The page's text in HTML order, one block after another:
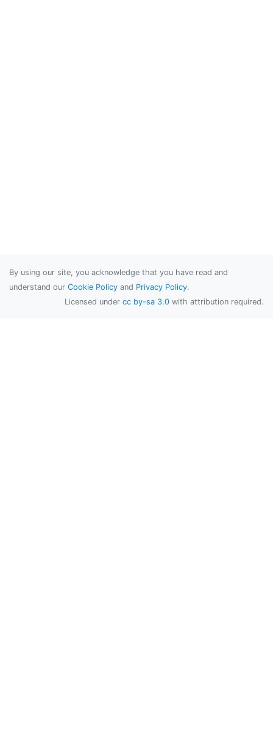
By using our site, you acknowledge that you have read and
understand our Cookie Policy and Privacy Policy.
Licensed under cc by-sa 3.0 with attribution required.